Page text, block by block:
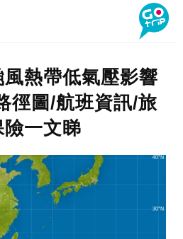
熱帶低氣壓影響
徑圖/航班資訊/旅
險一文睇